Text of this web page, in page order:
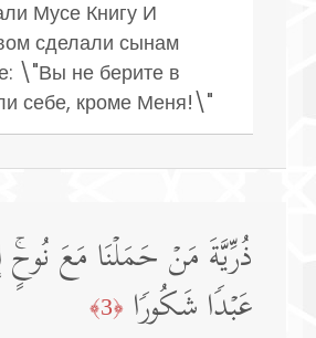
Мусе Книгу И
сделали сынам
\"Вы не берите в
себе, кроме Меня!\"
ذُرِّیَّةَ مَنۡ حَمَلۡنَا مَعَ نُوحٍۚ
عَبۡدࣰا شَكُورࣰا ﴿3﴾